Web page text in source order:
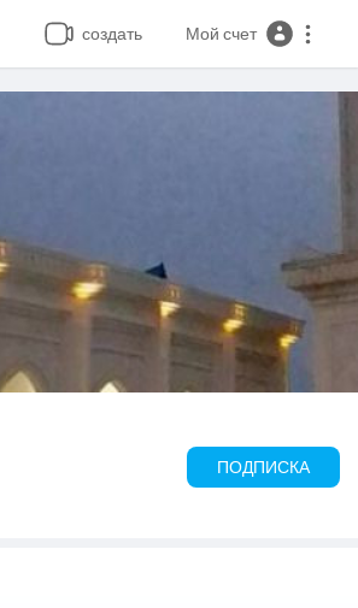
создать Мой счет
ПОДПИСКА